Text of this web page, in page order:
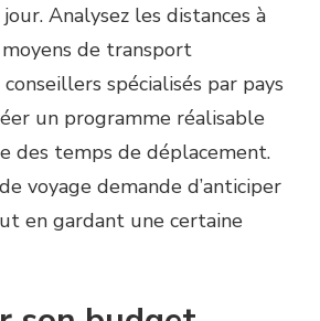
Analysez les distances à
de transport
spécialisés par pays
un programme réalisable
des temps de déplacement.
voyage demande d’anticiper
en gardant une certaine